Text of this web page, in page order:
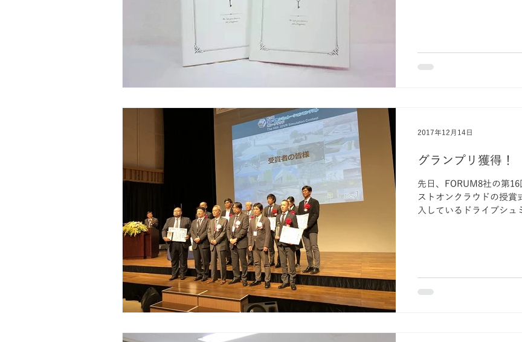
グランプリ獲得！
先日、FORUM8社の第
ストオンクラウドの授賞
入しているドライブシュ
2017年12月14日